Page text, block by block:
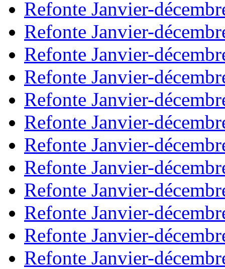
Refonte Janvier-
Refonte Janvier-
Refonte Janvier-
Refonte Janvier-
Refonte Janvier-
Refonte Janvier-
Refonte Janvier-
Refonte Janvier-
Refonte Janvier-
Refonte Janvier-
Refonte Janvier-
Refonte Janvier-